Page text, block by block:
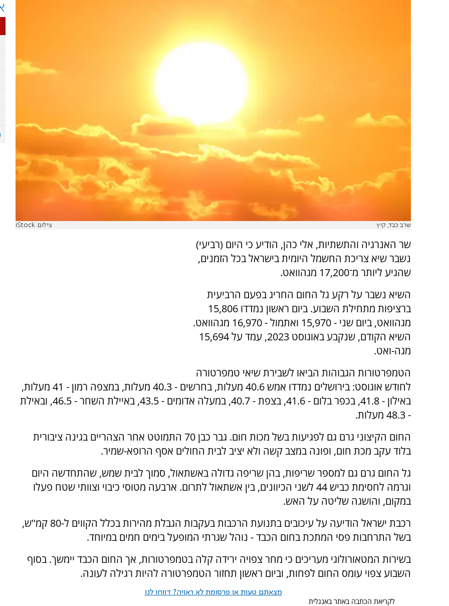
שרב כבד, קיץ צילום: iStock
שר האנרגיה והתשתיות, אלי כהן, הודיע כי היום (רביעי)
נשבר שיא צריכת החשמל היומית בישראל בכל הזמנים,
שהגיע ליותר מ־17,200 מגהוואט.
השיא נשבר על רקע גל החום החריג בפעם הרביעית
ברציפות מתחילת השבוע. ביום ראשון נמדדו 15,806
מגהוואט, ביום שני - 15,970 ואתמול - 16,970 מגהוואט.
השיא הקודם, שנקבע באוגוסט 2023, עמד על 15,694
מגה-ואט.
הטמפרטורות הגבוהות הביאו לשבירת שיאי טמפרטורה
לחודש אוגוסט: בירושלים נמדדו אמש 40.6 מעלות, בחרשים - 40.3 מעלות, במצפה רמון - 41 מעלות,
באילון - 41.8, בכפר בלום - 41.6, בצפת - 40.7, במעלה אדומים - 43.5, באיילת השחר - 46.5, ובאילת
- 48.3 מעלות.
החום הקיצוני גרם גם לפגיעות בשל מכות חום. גבר כבן 70 התמוטט אחר הצהריים בגינה ציבורית
בלוד עקב מכת חום, ופונה במצב קשה ולא יציב לבית החולים אסף הרופא-שמיר.
גל החום גרם גם למספר שריפות, בהן שריפה גדולה באשתאול, סמוך לבית שמש, שהתחדשה היום
וגרמה לחסימת כביש 44 לשני הכיוונים, בין אשתאול לתרום. ארבעה מטוסי כיבוי וצוותי שטח פעלו
במקום, והושגה שליטה על האש.
רכבת ישראל הודיעה על עיכובים בתנועת הרכבות בעקבות הגבלת מהירות בכלל הקווים ל-80 קמ"ש,
בשל התרחבות פסי המתכת בחום הכבד - נוהל שגרתי המופעל בימים חמים במיוחד.
בשירות המטאורולוגי מעריכים כי מחר צפויה ירידה קלה בטמפרטורות, אך החום הכבד יימשך. בסוף
השבוע צפוי עומס החום לפחות, וביום ראשון תחזור הטמפרטורה להיות רגילה לעונה.
מצאתם טעות או פרסומת לא ראויה? דווחו לנו
לקריאת הכתבה באתר באנגלית